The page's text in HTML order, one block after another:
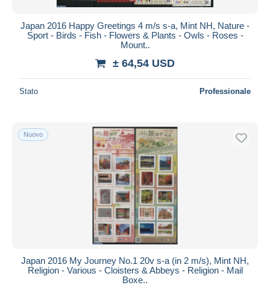
Japan 2016 Happy Greetings 4 m/s s-a, Mint NH, Nature -
Sport - Birds - Fish - Flowers & Plants - Owls - Roses -
Mount..
± 64,54 USD
Stato Professionale
Nuovo
Japan 2016 My Journey No.1 20v s-a (in 2 m/s), Mint NH,
Religion - Various - Cloisters & Abbeys - Religion - Mail
Boxe..